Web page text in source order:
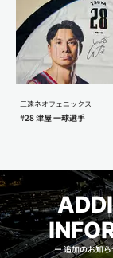
三遠ネオフェニックス
#28 津屋 一球選手
ー 追加のお知